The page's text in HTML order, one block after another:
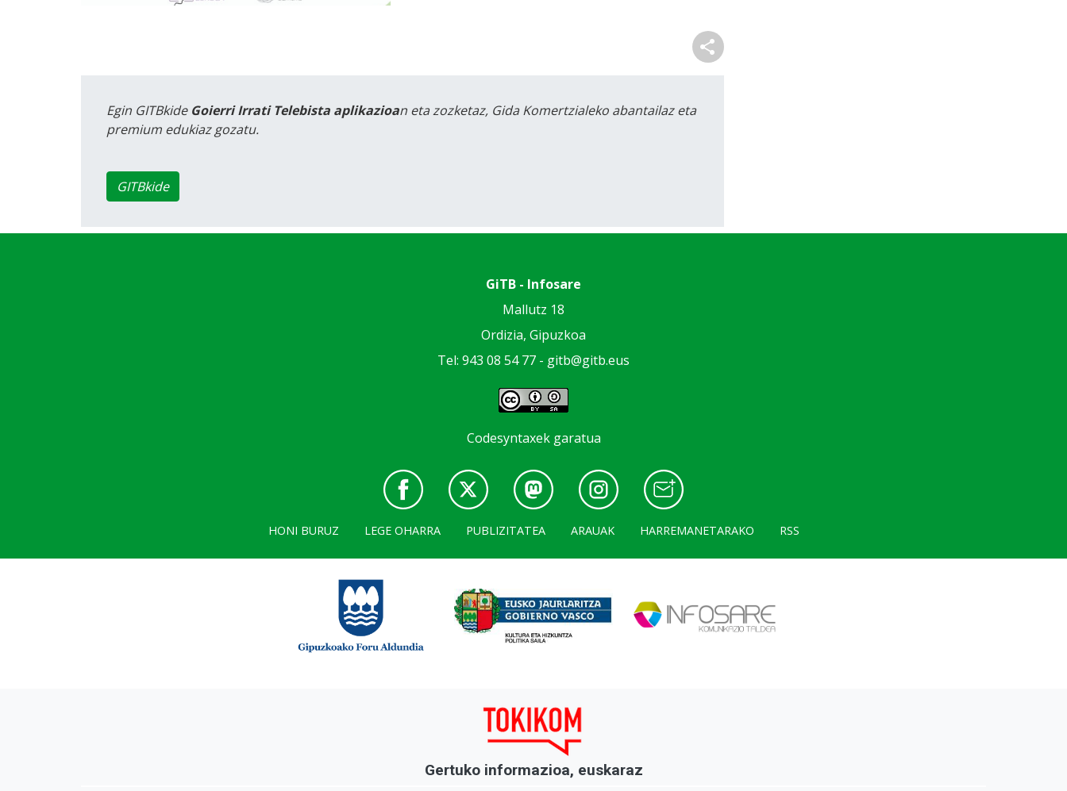
Egin GITBkide Goierri Irrati Telebista aplikazioan eta zozketaz, Gida Komertzialeko abantailaz eta
premium edukiaz gozatu.
GITBkide
GiTB - Infosare
Mallutz 18
Ordizia, Gipuzkoa
Tel: 943 08 54 77 - gitb@gitb.eus
Codesyntaxek garatua
HONI BURUZ LEGE OHARRA PUBLIZITATEA ARAUAK HARREMANETARAKO RSS
Gertuko informazioa, euskaraz